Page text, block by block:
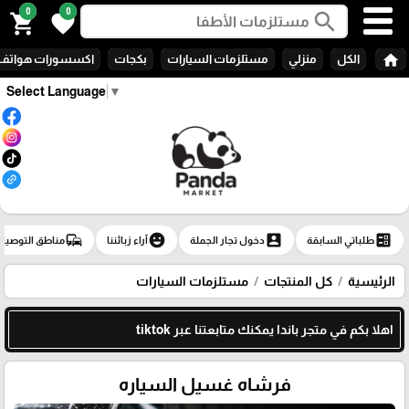
Select Language ▼
search
0
favorite
0
shopping_cart
home الكل منزلي مستلزمات السيارات بكجات اكسسورات
ballotطلباتي السابقة account_boxدخول تجار الجملة emoji_emotionsآراء زبائننا commuteمناطق
الرئيسية كل المنتجات مستلزمات السيارات
اهلا بكم في متجر باندا يمكنك متابعتنا عبر tiktok
فرشاه غسيل السياره